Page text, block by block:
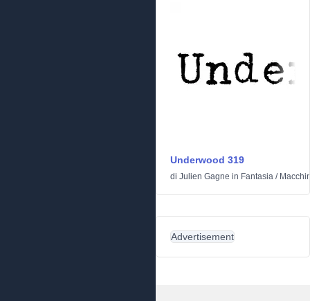
Underwood 319
di Julien Gagne in Fantasia /
Advertisement